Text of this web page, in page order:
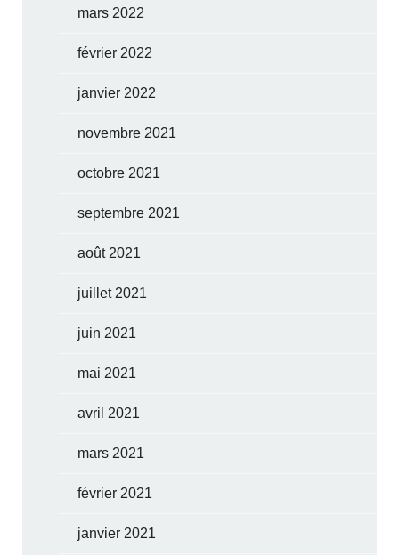
mars 2022
février 2022
janvier 2022
novembre 2021
octobre 2021
septembre 2021
août 2021
juillet 2021
juin 2021
mai 2021
avril 2021
mars 2021
février 2021
janvier 2021